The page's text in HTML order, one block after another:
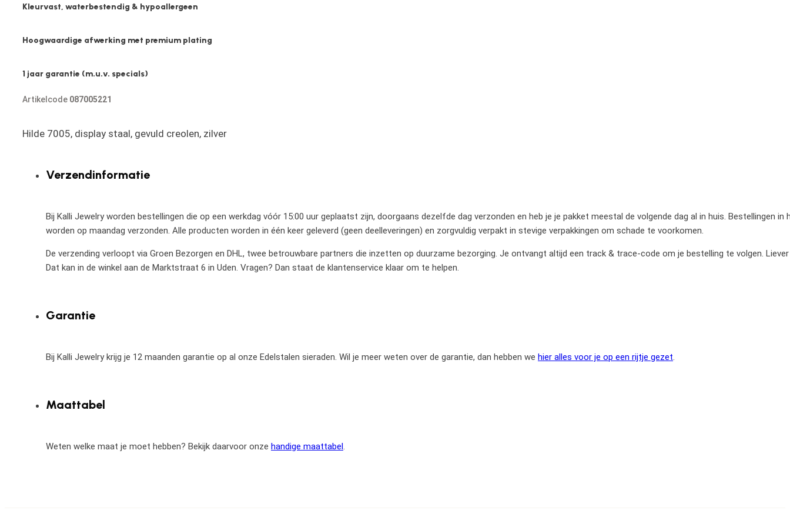
Kleurvast, waterbestendig & hypoallergeen
Hoogwaardige afwerking met premium plating
1 jaar garantie (m.u.v. specials)
Artikelcode 087005221
Hilde 7005, display staal, gevuld creolen, zilver
Verzendinformatie
Bij Kalli Jewelry worden bestellingen die op een werkdag vóór 15:00 uur geplaatst zijn, doorgaans dezelfde dag verzonden en heb je je pakket meestal de volgende dag al in huis. Bestellingen in
worden op maandag verzonden. Alle producten worden in één keer geleverd (geen deelleveringen) en zorgvuldig verpakt in stevige verpakkingen om schade te voorkomen.
De verzending verloopt via Groen Bezorgen en DHL, twee betrouwbare partners die inzetten op duurzame bezorging. Je ontvangt altijd een track & trace-code om je bestelling te volgen.
Dat kan in de winkel aan de Marktstraat 6 in Uden. Vragen? Dan staat de klantenservice klaar om te helpen.
Garantie
Bij Kalli Jewelry krijg je 12 maanden garantie op al onze Edelstalen sieraden. Wil je meer weten over de garantie, dan hebben we hier alles voor je op een rijtje gezet.
Maattabel
Weten welke maat je moet hebben? Bekijk daarvoor onze handige maattabel.